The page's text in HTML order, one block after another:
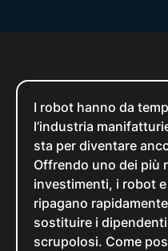
I robot hanno da
l’industria
sta per diventare
Offrendo uno dei più
investimenti, i robot
ripagano
sostituire i
scrupolosi. Come